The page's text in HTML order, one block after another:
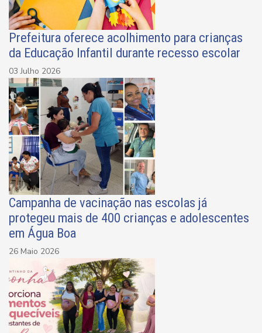
Prefeitura oferece acolhimento para crianças
da Educação Infantil durante recesso escolar
03 Julho 2026
Campanha de vacinação nas escolas já
protegeu mais de 400 crianças e adolescentes
em Água Boa
26 Maio 2026